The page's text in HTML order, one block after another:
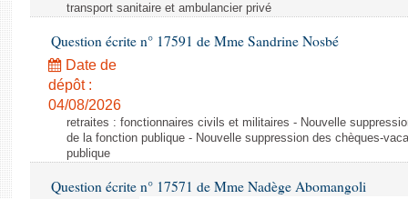
transport sanitaire et ambulancier privé
Question écrite n° 17591 de Mme Sandrine Nosbé
Date de
dépôt :
04/08/2026
retraites : fonctionnaires civils et militaires - Nouvelle
de la fonction publique - Nouvelle suppression des chèques-
publique
Question écrite n° 17571 de Mme Nadège Abomangoli